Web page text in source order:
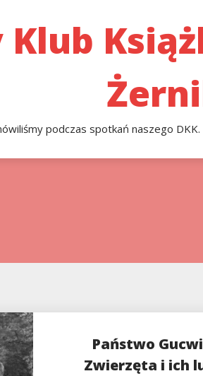
podczas spotkań naszego
Państwo
Zwierzęta i ich